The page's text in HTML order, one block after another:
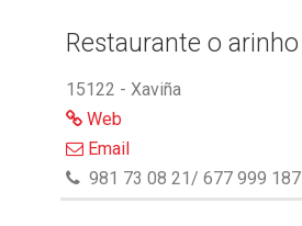
Restaurante o arinho
15122 - Xaviña
Web
Email
981 73 08 21/ 677 999 187